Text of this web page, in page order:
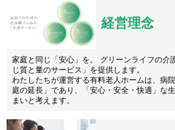
経営理念
家庭と同じ「安心」を。 グリーンライフの介
じ質と量のサービス」を提供します。
わたしたちが運営する有料老人ホームは、病
庭の延長」であり、「安心・安全・快適」な
まいと考えます。